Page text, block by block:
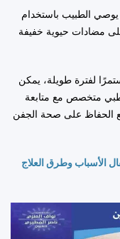
يوصي الطبيب باستخدام
مضادات حيوية خفيفة
لفترة طويلة، يمكن
متخصص مع متابعة
الحفاظ على صحة الجفن
الأسباب وطرق العلاج